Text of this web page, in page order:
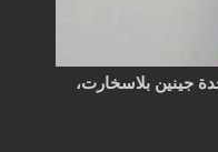
جينين بلاسخارت،